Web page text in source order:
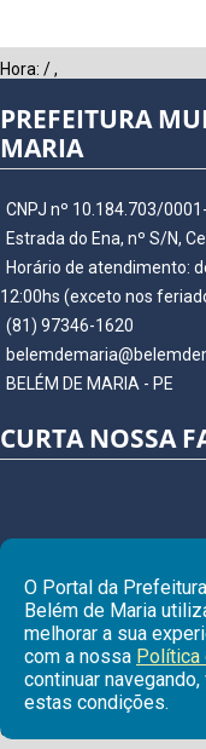
Hora: /,
PREFEITURA
MARIA
CNPJ nº 10.184.703/
Estrada do Ena, nº S/N,
Horário de atendimento:
12:00hs (exceto nos
(81) 97346-1620
BELÉM DE MARIA - PE
CURTA NOSSA
© Copyright 2026
direitos reservados
O Portal da
Belém de Maria
melhorar a sua
com a nossa Política
continuar
estas condições.